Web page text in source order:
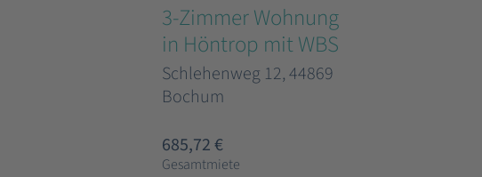
3-Zimmer Wohnung
in Höntrop mit WBS
Schlehenweg 12, 44869
Bochum
685,72 €
Gesamtmiete